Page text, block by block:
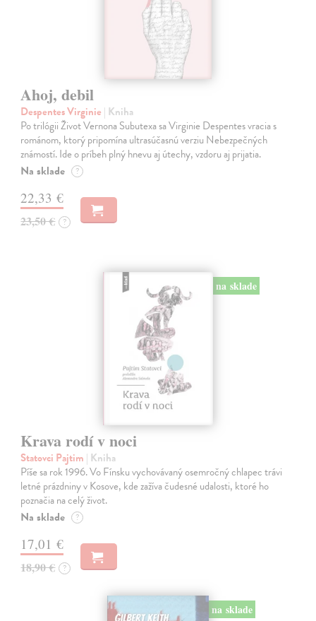
Ahoj, debil
Despentes Virginie | Kniha
Po trilógii Život Vernona Subutexa sa Virginie Despentes vracia s
románom, ktorý pripomína ultrasúčasnú verziu Nebezpečných
známostí. Ide o príbeh plný hnevu aj útechy, vzdoru aj prijatia.
Na sklade ?
22,33 €
23,50 € ?
na sklade
Krava rodí v noci
Statovci Pajtim | Kniha
Píše sa rok 1996. Vo Fínsku vychovávaný osemročný chlapec trávi
letné prázdniny v Kosove, kde zažíva čudesné udalosti, ktoré ho
poznačia na celý život.
Na sklade ?
17,01 €
18,90 € ?
na sklade